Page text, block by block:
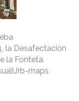
la Desafectación
la Fonteta.
maps